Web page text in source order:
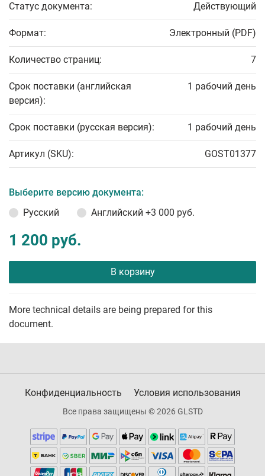
Статус документа: Действующий
Формат: Электронный (PDF)
Количество страниц: 7
Срок поставки (английская
версия):
1 рабочий день
Срок поставки (русская версия): 1 рабочий день
Артикул (SKU): GOST01377
Выберите версию документа:
Русский
Английский +3 000 руб.
1 200 руб.
В корзину
More technical details are being prepared for this
document.
Конфиденциальность Условия использования
Все права защищены © 2026 GLSTD